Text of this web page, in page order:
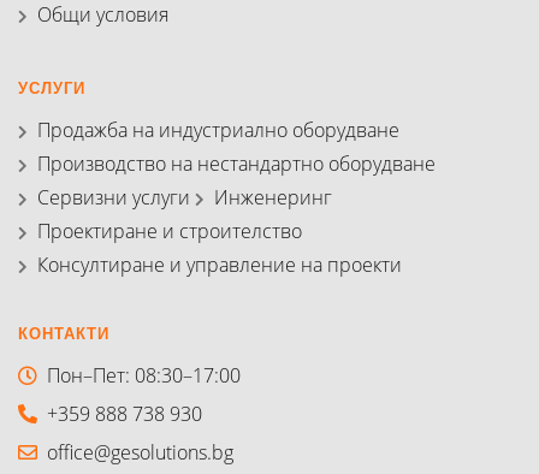
Общи условия
УСЛУГИ
Продажба на индустриално оборудване
Производство на нестандартно оборудване
Сервизни услуги
Инженеринг
Проектиране и строителство
Консултиране и управление на проекти
КОНТАКТИ
Пон–Пет: 08:30–17:00
+359 888 738 930
office@gesolutions.bg